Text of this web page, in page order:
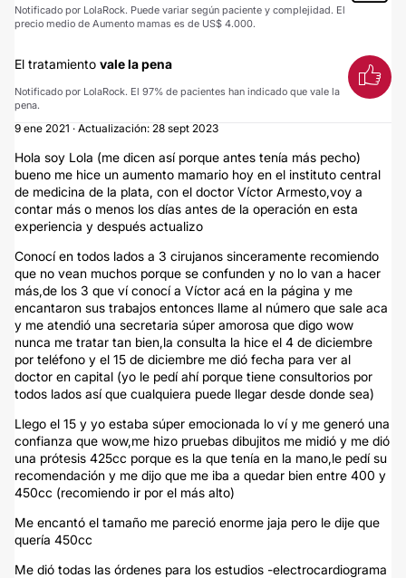
Notificado por LolaRock. Puede variar según paciente y complejidad. El
precio medio de Aumento mamas es de US$ 4.000.
El tratamiento vale la pena
Notificado por LolaRock. El 97% de pacientes han indicado que vale la
pena.
9 ene 2021 · Actualización: 28 sept 2023
Hola soy Lola (me dicen así porque antes tenía más pecho)
bueno me hice un aumento mamario hoy en el instituto central
de medicina de la plata, con el doctor Víctor Armesto,voy a
contar más o menos los días antes de la operación en esta
experiencia y después actualizo
Conocí en todos lados a 3 cirujanos sinceramente recomiendo
que no vean muchos porque se confunden y no lo van a hacer
más,de los 3 que ví conocí a Víctor acá en la página y me
encantaron sus trabajos entonces llame al número que sale aca
y me atendió una secretaria súper amorosa que digo wow
nunca me tratar tan bien,la consulta la hice el 4 de diciembre
por teléfono y el 15 de diciembre me dió fecha para ver al
doctor en capital (yo le pedí ahí porque tiene consultorios por
todos lados así que cualquiera puede llegar desde donde sea)
Llego el 15 y yo estaba súper emocionada lo ví y me generó una
confianza que wow,me hizo pruebas dibujitos me midió y me dió
una prótesis 425cc porque es la que tenía en la mano,le pedí su
recomendación y me dijo que me iba a quedar bien entre 400 y
450cc (recomiendo ir por el más alto)
Me encantó el tamaño me pareció enorme jaja pero le dije que
quería 450cc
Me dió todas las órdenes para los estudios -electrocardiograma